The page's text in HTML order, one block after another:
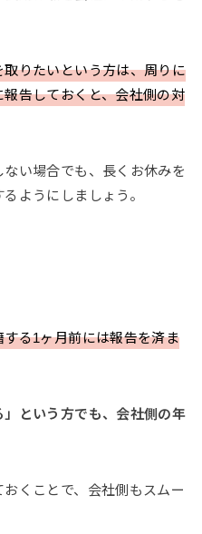
りたいという方は、周りに
告しておくと、会社側の対
い場合でも、長くお休みを
ようにしましょう。
る1ヶ月前には報告を済ま
」という方でも、会社側の年
くことで、会社側もスムー